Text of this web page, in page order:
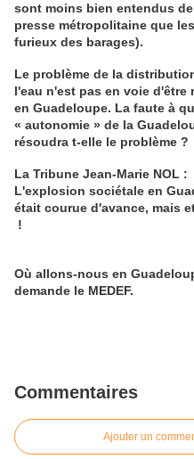
sont moins bien entendus
presse métropolitaine que
furieux des barages).
Le problème de la
l'eau n'est pas en voie d'être
en Guadeloupe. La faute à
« autonomie » de la
résoudra t-elle le problème ?
La Tribune Jean-Marie NOL :
L'explosion sociétale en
était courue d'avance, mais
!
Où allons-nous en
demande le MEDEF.
Commentaires
Ajouter un